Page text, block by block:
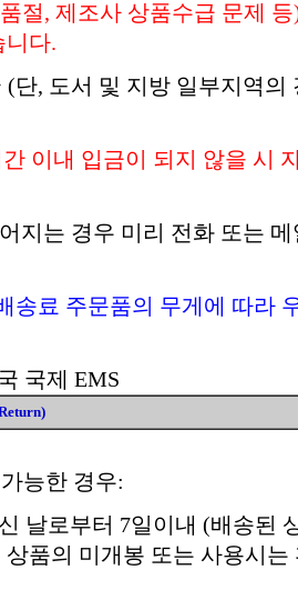
절, 제조사 상품수급 문제
니다.
(단, 도서 및 지방 일부지역의
이내 입금이 되지 않을 시
지는 경우 미리 전화 또는
송료 주문품의 무게에 따라
국제 EMS
능한 경우:
날로부터 7일이내 (배송된
품의 미개봉 또는 사용시는